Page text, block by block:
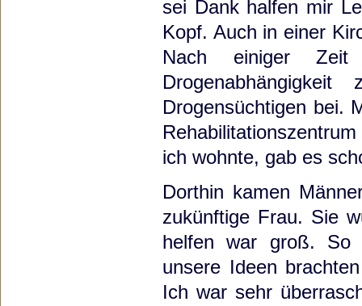
sei Dank halfen mir
Kopf. Auch in einer
Nach einiger
Drogensüchtigen bei.
ich wohnte, gab es
Dorthin kamen
zukünftige Frau. Sie
helfen war groß. So
unsere Ideen
Ich war sehr